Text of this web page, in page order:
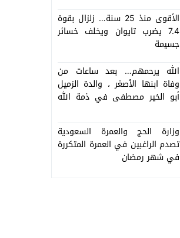
الأقوى منذ 25 سنة… زلزال بقوة
7.4 يضرب تايوان ويخلف خسائر
جسيمة
الله يرحمهم… بعد ساعات من
وفاة ابنها الأصغر ، والدة الزميل
أبو الخير مصطفى في ذمة الله
وزارة الحج والعمرة السعودية
تصدم الراغبين في العمرة المتكررة
في شهر رمضان